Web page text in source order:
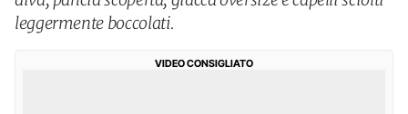
leggermente boccolati.
VIDEO CONSIGLIATO